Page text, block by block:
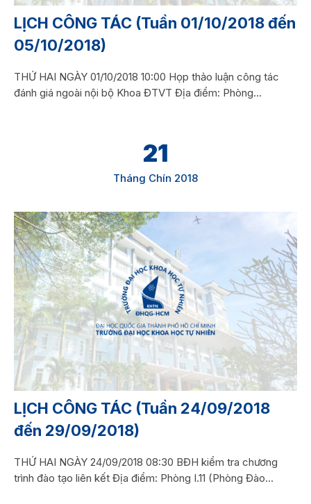
LỊCH CÔNG TÁC (Tuần 01/10/2018 đến
05/10/2018)
THỨ HAI NGÀY 01/10/2018 10:00 Họp thảo luận công tác
đánh giá ngoài nội bộ Khoa ĐTVT Địa điểm: Phòng...
21
Tháng Chín 2018
LỊCH CÔNG TÁC (Tuần 24/09/2018
đến 29/09/2018)
THỨ HAI NGÀY 24/09/2018 08:30 BĐH kiểm tra chương
trình đào tạo liên kết Địa điểm: Phòng I.11 (Phòng Đào...